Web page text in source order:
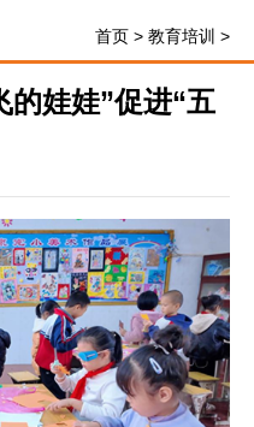
首页 > 教育培训 >
的娃娃”促进“五